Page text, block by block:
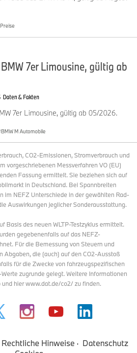
Preise
7er Limousine, gültig ab
Daten & Fakten
7er Limousine, gültig ab 05/2026.
BMW M Automobile
CO2-Emissionen, Stromverbrauch und
vorgeschriebenen Messverfahren VO (EU)
Fassung ermittelt. Sie beziehen sich auf
in Deutschland. Bei Spannbreiten
im NEFZ Unterschiede in der gewählten Rad-
Auswirkungen jeglicher Sonderausstattung.
Basis des neuen WLTP-Testzyklus ermittelt.
gegebenenfalls auf das NEFZ-
Für die Bemessung von Steuern und
Abgaben, die (auch) auf den CO2-Ausstoß
für die Zwecke von fahrzeugspezifischen
zugrunde gelegt. Weitere Informationen
hier www.dat.de/co2/ zu finden.
Rechtliche Hinweise
Datenschutz